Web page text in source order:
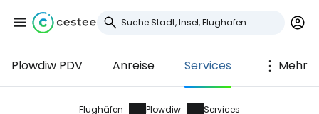
Plowdiw PDV Anreise Services Mehr
Flughäfen Plowdiw Services
Anmeldung bei